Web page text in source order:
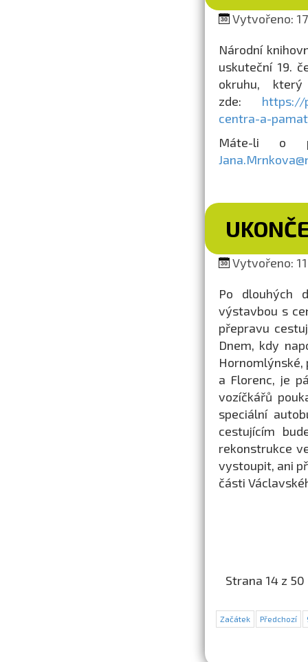
Vytvořeno:
Národní
uskuteční 19.
okruhu,
zde: https://
centra-a-
Máte-li o
Vytvořeno:
Po dlouhých
výstavbou s
přepravu
Dnem, kdy
Hornomlýnské,
a Florenc, je
vozíčkářů
speciální
cestujícím
rekonstrukce
vystoupit, ani
části
Strana 14 z 50
Začátek Předchozí